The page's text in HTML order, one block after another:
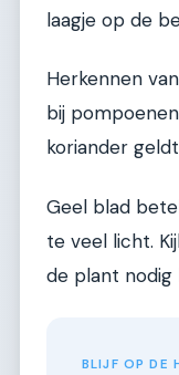
laagje op de
Herkennen
bij
koriander
Geel blad
te veel licht.
de plant nodig
BLIJF OP DE